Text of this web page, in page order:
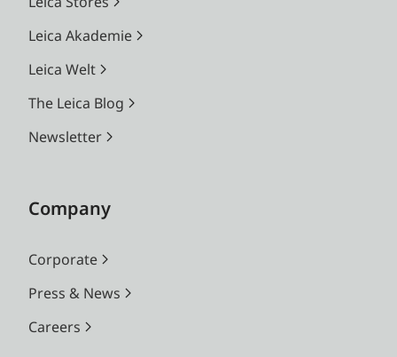
Leica Akademie
Leica Welt
The Leica Blog
Newsletter
Company
Corporate
Press & News
Careers